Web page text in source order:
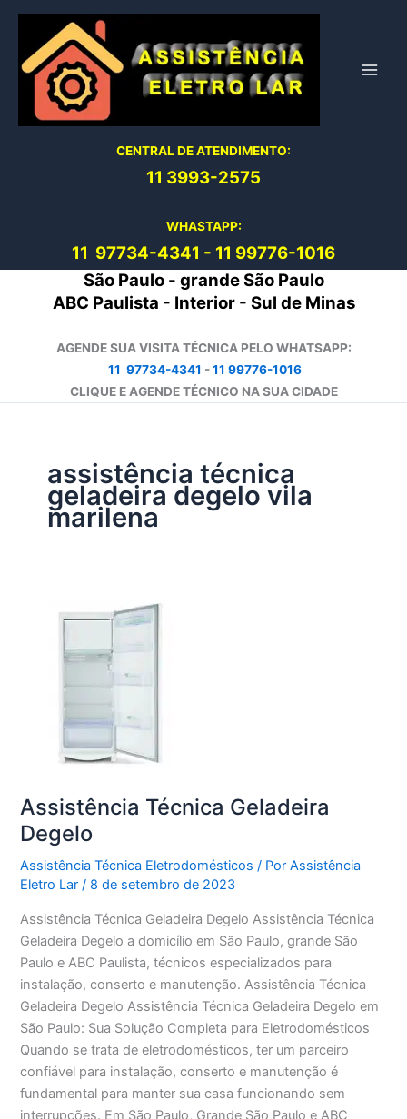
conteúdo
CENTRAL DE ATENDIMENTO:
11 3993-2575
WHASTAPP:
11 97734-4341 - 11 99776-1016
São Paulo - grande São Paulo
ABC Paulista - Interior - Sul de Minas
AGENDE SUA VISITA TÉCNICA PELO WHATSAPP:
11 97734-4341 -11 99776-1016
CLIQUE E AGENDE TÉCNICO NA SUA CIDADE
assistência técnica
geladeira degelo vila
marilena
Assistência Técnica Geladeira
Degelo
Assistência Técnica Eletrodomésticos / PorAssistência
Eletro Lar/ 8 de setembro de 2023
Assistência Técnica Geladeira Degelo Assistência Técnica
Geladeira Degelo a domicílio em São Paulo, grande São
Paulo e ABC Paulista, técnicos especializados para
instalação, conserto e manutenção. Assistência Técnica
Geladeira Degelo Assistência Técnica Geladeira Degelo em
São Paulo: Sua Solução Completa para Eletrodomésticos
Quando se trata de eletrodomésticos, ter um parceiro
confiável para instalação, conserto e manutenção é
fundamental para manter sua casa funcionando sem
interrupções. Em São Paulo, Grande São Paulo e ABC